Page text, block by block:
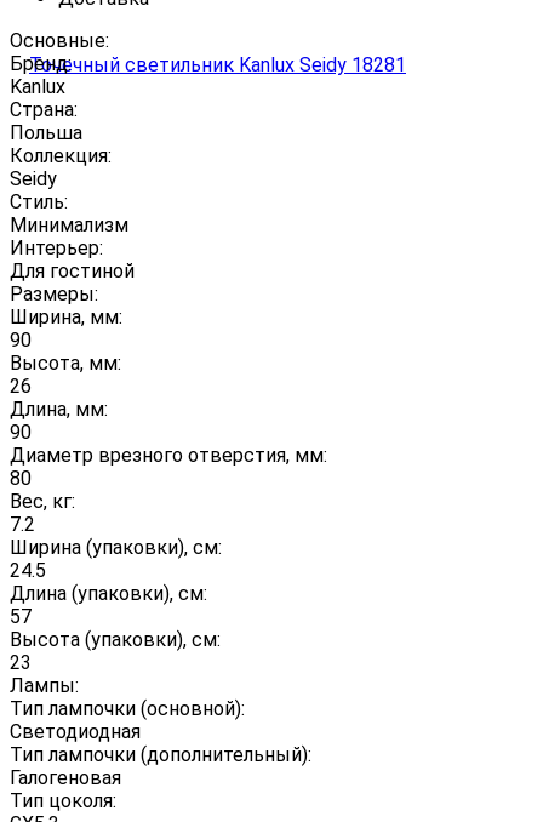
Основные:
Бренд:
Kanlux
Страна:
Польша
Коллекция:
Seidy
Стиль:
Минимализм
Интерьер:
Для гостиной
Размеры:
Ширина, мм:
90
Высота, мм:
26
Длина, мм:
90
Диаметр врезного отверстия, мм:
80
Вес, кг:
7.2
Ширина (упаковки), см:
24.5
Длина (упаковки), см:
57
Высота (упаковки), см:
23
Лампы:
Тип лампочки (основной):
Светодиодная
Тип лампочки (дополнительный):
Галогеновая
Тип цоколя: